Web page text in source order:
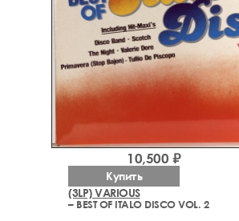
(3LP) VARIOUS
– BEST OF ITALO DISCO VOL. 2
10,500 ₽
Купить